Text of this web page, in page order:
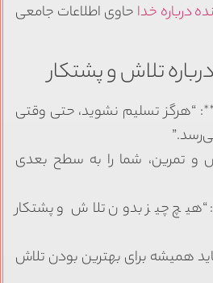
درباره خداحاوی اطلاعات جامعی
تلاش و پشتکار
“هرگز تسلیم نشوید، حتی وقتی
و تمرین، شما را به سطح بعدی
“هیچ چیز بدون تلاش و پشتکار
همیشه برای بهترین بودن تلاش